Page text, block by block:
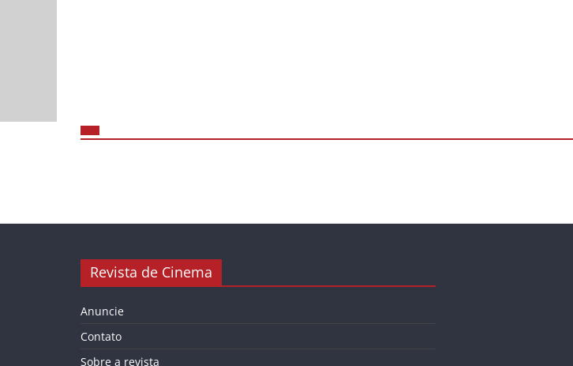
Revista de Cinema
Anuncie
Contato
Sobre a revista